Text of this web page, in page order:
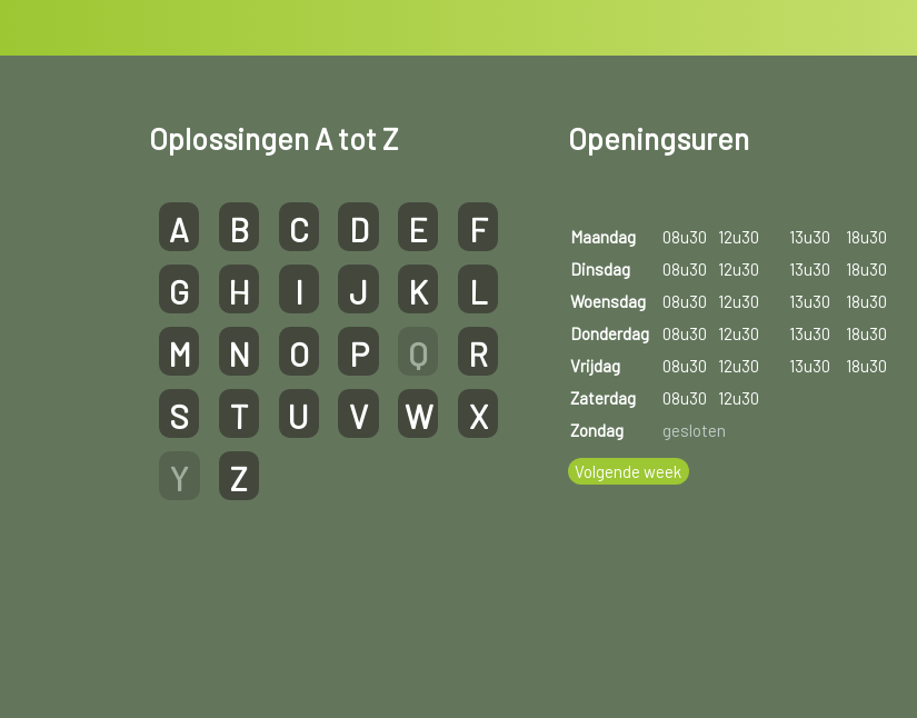
Oplossingen A tot Z
A B C D E
F
G
H I J K
L
M
N O P Q
R
S
T U V W
X
Y
Z
Openingsuren
Maandag 08u30 12u30 13u30
18u30
Dinsdag
08u30 12u30 13u30
18u30
Woensdag
08u30 12u30 13u30
18u30
Donderdag
08u30 12u30 13u30
18u30
Vrijdag
08u30 12u30 13u30
18u30
Zaterdag
08u30
12u30
Zondag
gesloten
Volgende week